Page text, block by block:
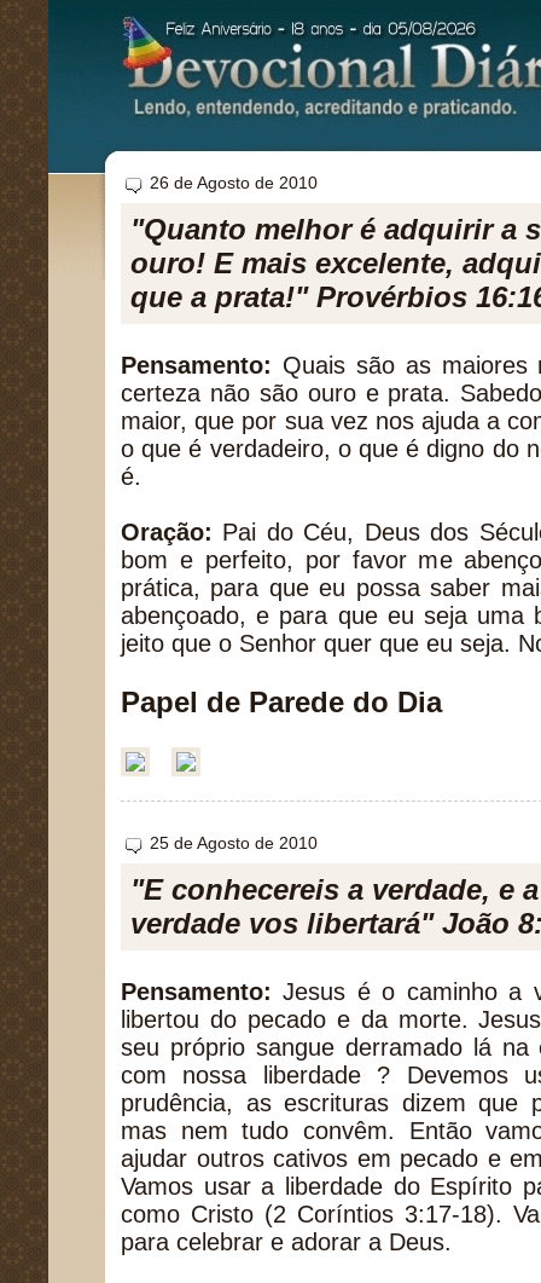
26 de Agosto de 2010
"Quanto melhor é adquirir a
ouro! E mais excelente,
que a prata!" Provérbios
Pensamento: Quais são as maiores
certeza não são ouro e prata.
maior, que por sua vez nos ajuda a
o que é verdadeiro, o que é digno do
é.
Oração: Pai do Céu, Deus dos
bom e perfeito, por favor me
prática, para que eu possa saber
abençoado, e para que eu seja uma
jeito que o Senhor quer que eu seja.
Papel de Parede do Dia
25 de Agosto de 2010
"E conhecereis a verdade, e a
verdade vos libertará" João
Pensamento: Jesus é o caminho a
libertou do pecado e da morte.
seu próprio sangue derramado lá
com nossa liberdade ? Devemos
prudência, as escrituras dizem que
mas nem tudo convêm. Então
ajudar outros cativos em pecado e
Vamos usar a liberdade do Espírito
como Cristo (2 Coríntios 3:17-18).
para celebrar e adorar a Deus.